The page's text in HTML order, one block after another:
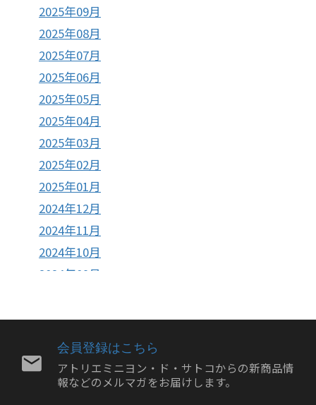
2025年09月
2025年08月
2025年07月
2025年06月
2025年05月
2025年04月
2025年03月
2025年02月
2025年01月
2024年12月
2024年11月
2024年10月
2024年09月
2024年07月
2024年06月
2024年05月
2024年04月
会員登録はこちら
アトリエミニヨン・ド・サトコからの新商品情
報などのメルマガをお届けします。